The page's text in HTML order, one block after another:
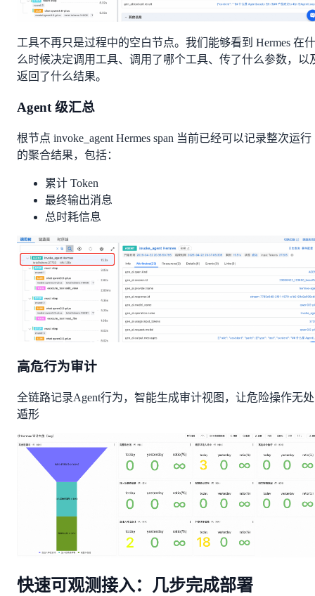
工具不再只是过程中的空白节点。我们能够看到 Hermes 在什
么时候决定调用工具、调用了哪个工具、传了什么参数，以
返回了什么结果。
Agent 级汇总
根节点 invoke_agent Hermes span 当前已经可以记录整次运行
的聚合结果，包括：
累计 Token
最终输出消息
总时耗信息
高危行为审计
全链路记录Agent行为，智能生成审计视图，让危险操作无处
遁形
快速可观测接入：几步完成部署